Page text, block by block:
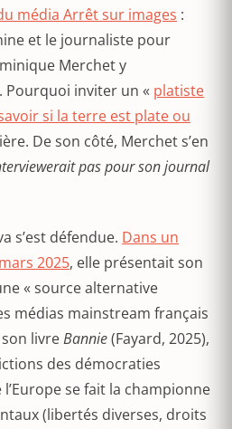
média Arrêt sur images :
et le journaliste pour
Merchet y
inviter un « platiste
si la terre est plate ou
De son côté, Merchet s’en
pas pour son journal
s’est défendue. Dans un
2025, elle présentait son
« source alternative
médias mainstream français
livreBannie(Fayard, 2025),
des démocraties
se fait la championne
(libertés diverses, droits